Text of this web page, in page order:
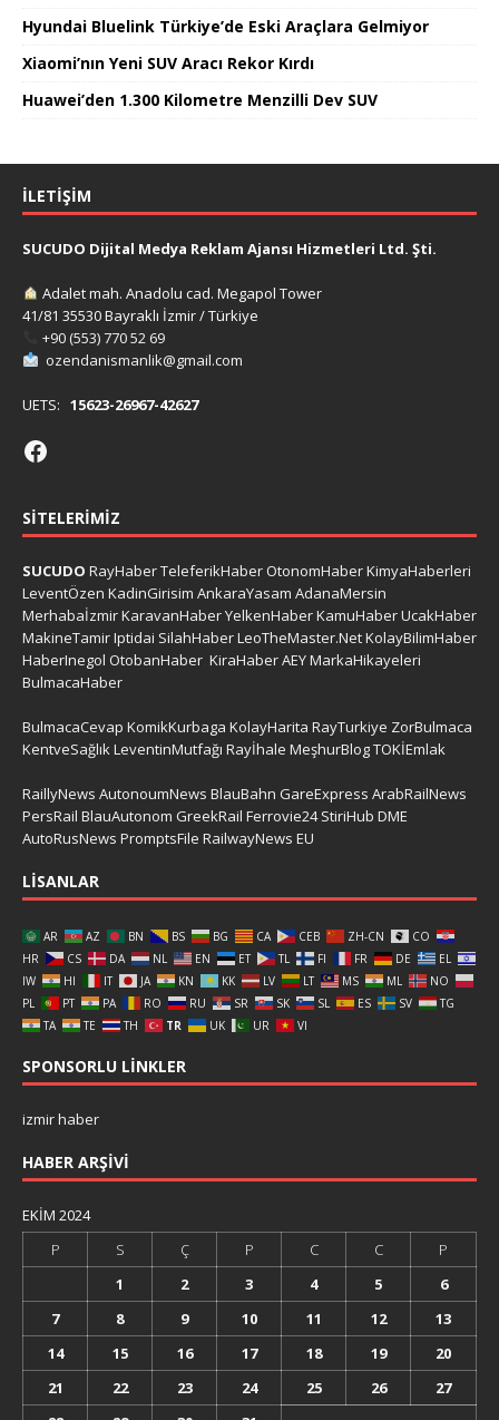
Hyundai Bluelink Türkiye’de Eski Araçlara Gelmiyor
Xiaomi’nın Yeni SUV Aracı Rekor Kırdı
Huawei’den 1.300 Kilometre Menzilli Dev SUV
İLETIŞIM
SUCUDO Dijital Medya Reklam Ajansı Hizmetleri Ltd. Şti.
Adalet mah. Anadolu cad. Megapol Tower
41/81 35530 Bayraklı İzmir / Türkiye
+90 (553) 770 52 69
ozendanismanlik@gmail.com
UETS: 15623-26967-42627
SITELERIMIZ
SUCUDO RayHaberTeleferikHaber OtonomHaberKimyaHaberleri
LeventÖzen KadinGirisim AnkaraYasam AdanaMersin
MerhabaİzmirKaravanHaberYelkenHaberKamuHaberUcakHaber
MakineTamirIptidai SilahHaberLeoTheMaster.NetKolayBilimHaber
HaberInegol OtobanHaber KiraHaberAEYMarkaHikayeleri
BulmacaHaber
BulmacaCevap KomikKurbaga KolayHarita RayTurkiye ZorBulmaca
KentveSağlıkLeventinMutfağı Rayİhale MeşhurBlogTOKİEmlak
RaillyNews AutonoumNews BlauBahn GareExpress ArabRailNews
PersRail BlauAutonom GreekRail Ferrovie24 StiriHub DME
AutoRusNews PromptsFile RailwayNews EU
LISANLAR
AR AZ BN BS BG CA CEB ZH-CN
CO
HR
CS DA NL EN ET TL FI FR DE
EL
IW
HI IT JA KN KK LV LT MS ML
NO
PL
PT PA RO RU SR SK SL ES SV
TG
TA
TE TH TR UK UR VI
SPONSORLU LINKLER
izmir haber
HABER ARŞIVI
EKIM 2024
P
S Ç P C C
P
1
2 3 4 5
6
7
8 9 10 11 12
13
14
15 16 17 18 19
20
21
22 23 24 25 26
27